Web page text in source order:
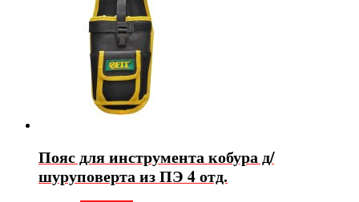
Пояс для инструмента кобура д/
шуруповерта из ПЭ 4 отд.